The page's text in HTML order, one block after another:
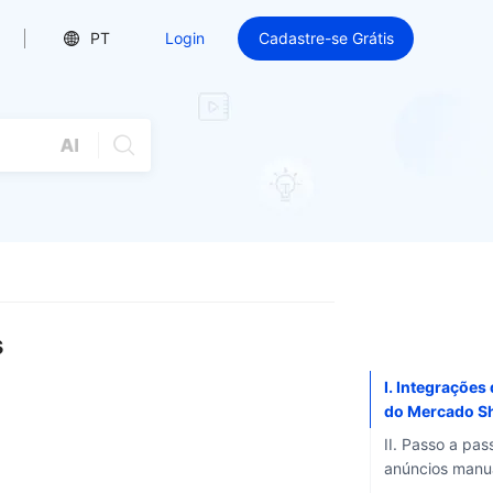
PT Login Cadastre-se Grátis
I. Integrações
do Mercado
II. Passo a
anúncios